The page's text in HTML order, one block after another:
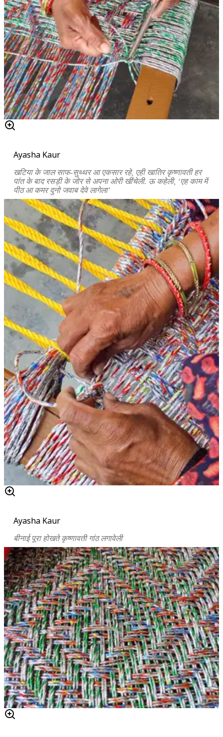
Ayasha Kaur
खटिया के जाल साफ-सुथ्थर आ एकसार रहे, एही खातिर कृष्णावती हर
पांत के बाद रसड़ी के जोर से अपना ओरी खींचेली. ऊ कहेली, ‘एह काम में
पीठ आ कमर दुनो जवाब देवे लागेला’
Ayasha Kaur
बीनाई पूरा होखते कृष्णावती गांठ लगावेली